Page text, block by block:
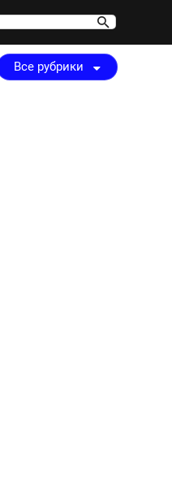
Все рубрики